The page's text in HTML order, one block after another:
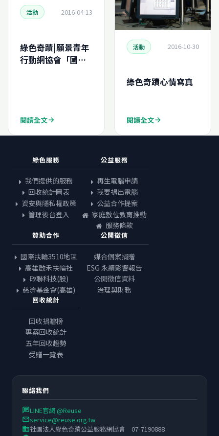
活動 2016-04-13
綠色奇蹟|願景青年
行動網協會「國際
閱讀全文arrow_forward
活動 2016-10-30
綠色奇蹟心情寫真
閱讀全文arrow_forward
綠色服務
我們提供的服務
回收統計圖表
資安與隱私權政策
管理後台登入
公益服務
再生電腦申請
我要捐出電腦
公益合作提案
家庭數位教育推動
服務條款
贊助合作
國際扶輪3510地區
高雄啟禾扶輪社
矽聯科技(股)
慈濟基金會(高雄)
公開徵信
媒合個案捐贈
ESG 永續影響報告
公開徵信資料
治理與財務
回收統計
回收捐贈榜
專案回收統計
五年回收趨勢
受贈一覽表
聯絡我們
chatLINE官網 @Reuse
emailservice@reuse.org.tw
business社團法人綠色奇蹟公益服務網協會 07-7190888